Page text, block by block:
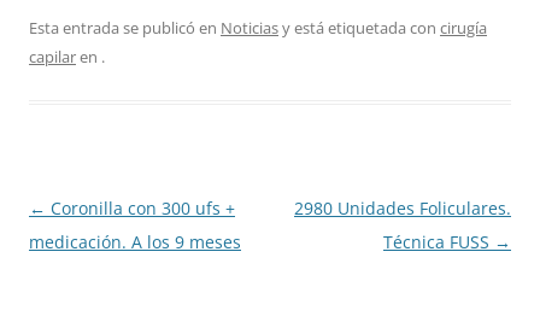
Esta entrada se publicó en Noticiasy está etiquetada con cirugía
capilaren .
Navegación
de
← Coronilla con 300 ufs +
medicación. A los 9 meses
2980 Unidades Foliculares.
Técnica FUSS →